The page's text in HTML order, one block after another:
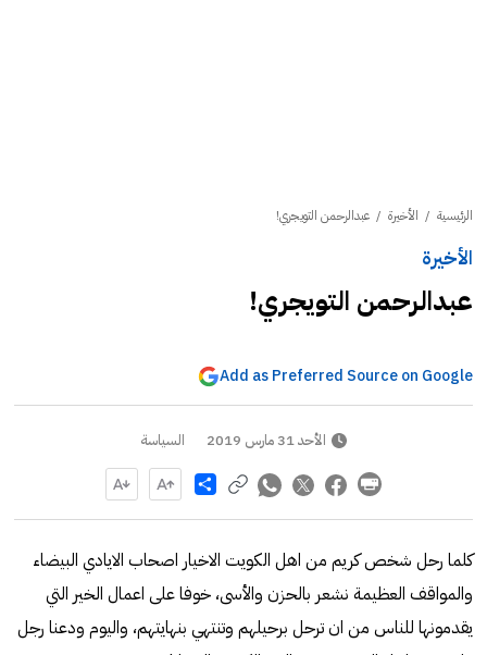
الرئيسية / الأخيرة / عبدالرحمن التويجري!
الأخيرة
عبدالرحمن التويجري!
Add as Preferred Source on Google
الأحد 31 مارس 2019 السياسة
Share
كلما رحل شخص كريم من اهل الكويت الاخيار اصحاب الايادي البيضاء
والمواقف العظيمة نشعر بالحزن والأسى، خوفا على اعمال الخير التي
يقدمونها للناس من ان ترحل برحيلهم وتنتهي بنهايتهم، واليوم ودعنا رجل